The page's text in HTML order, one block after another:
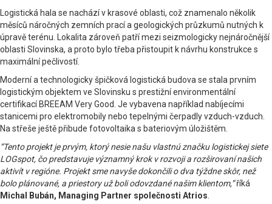
Logistická hala se nachází v krasové oblasti, což znamenalo několik
měsíců náročných zemních prací a geologických průzkumů nutných k
úpravě terénu. Lokalita zároveň patří mezi seizmologicky nejnáročnější
oblasti Slovinska, a proto bylo třeba přistoupit k návrhu konstrukce s
maximální pečlivostí.
Moderní a technologicky špičková logistická budova se stala prvním
logistickým objektem ve Slovinsku s prestižní environmentální
certifikací BREEAM Very Good. Je vybavena například nabíjecími
stanicemi pro elektromobily nebo tepelnými čerpadly vzduch-vzduch.
Na střeše ještě přibude fotovoltaika s bateriovým úložištěm.
“Tento projekt je prvým, ktorý nesie našu vlastnú značku logistickej siete
LOGspot, čo predstavuje významný krok v rozvoji a rozširovaní našich
aktivít v regióne. Projekt sme navyše dokončili o dva týždne skôr, než
bolo plánované, a priestory už boli odovzdané našim klientom,“říká
Michal Bubán, Managing Partner společnosti Atrios